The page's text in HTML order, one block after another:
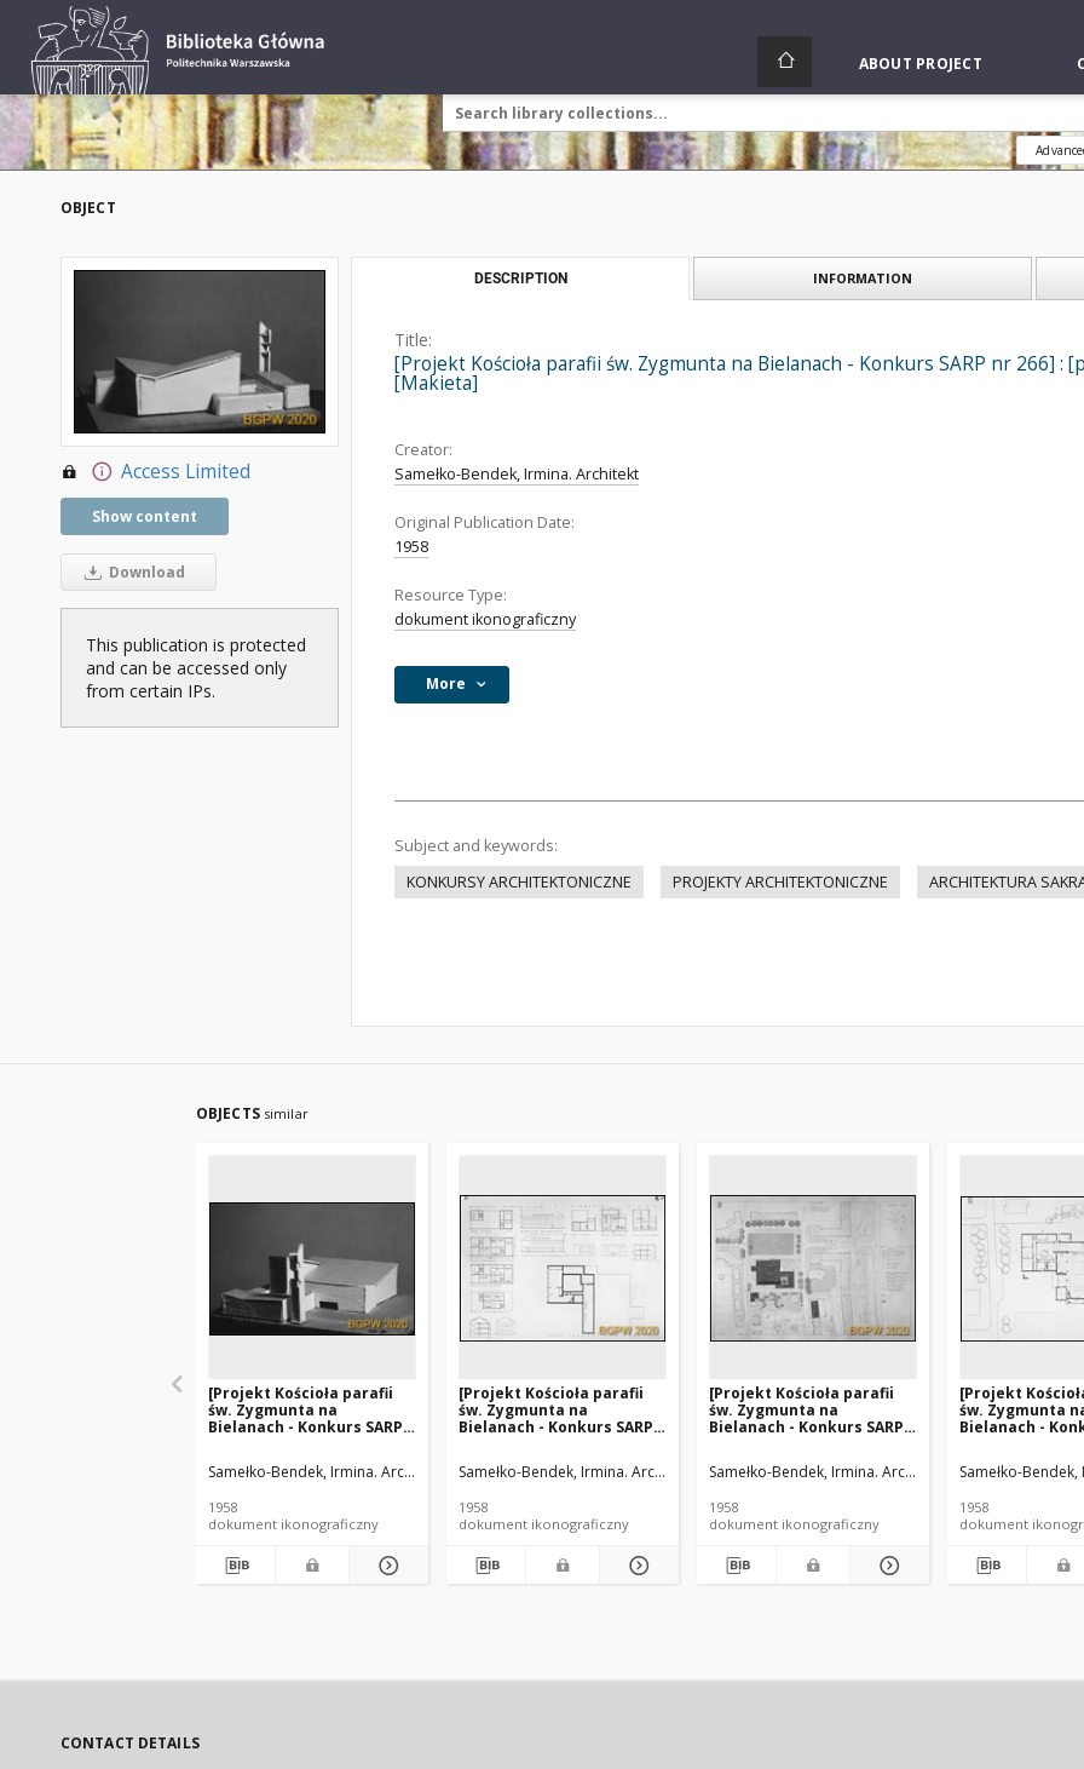
ABOUT PROJECT
OBJECT
Access Limited
Show content
Download
This publication is protected
and can be accessed only
from certain IPs.
DESCRIPTION INFORMATION
Title:
[Projekt Kościoła parafii św. Zygmunta na Bielanach - Konkurs SARP nr 266] :
[Makieta]
Creator:
Samełko-Bendek, Irmina. Architekt
Original Publication Date:
1958
Resource Type:
dokument ikonograficzny
More
Subject and keywords:
KONKURSY ARCHITEKTONICZNE
PROJEKTY ARCHITEKTONICZNE ARCHITEKTURA
OBJECTS similar
[Projekt Kościoła parafii
św. Zygmunta na
Bielanach - Konkurs SARP
wyróżnienie I stopnia].
[Zdj. 7], [Makieta]
Samełko-Bendek, Irmina. Architekt Pinno, Andrzej (1927-2006). Architekt
1958
dokument ikonograficzny
[Projekt Kościoła parafii
św. Zygmunta na
Bielanach - Konkurs SARP
wyróżnienie I stopnia].
[Zdj. 3], [Rzuty i elewacje]
Samełko-Bendek, Irmina. Architekt Pinno, Andrzej (1927-2006). Architekt
1958
dokument ikonograficzny
[Projekt Kościoła parafii
św. Zygmunta na
Bielanach - Konkurs SARP
wyróżnienie I stopnia].
[Zdj. 1], [Plan sytuacyjny]
Samełko-Bendek, Irmina. Architekt Pinno, Andrzej
1958
dokument ikonograficzny
[Projekt
św. Zygmunta
Bielanach -
wyróżnienie I
[Zdj. 2], [Rzut]
Samełko-Bendek,
1958
dokument
CONTACT DETAILS